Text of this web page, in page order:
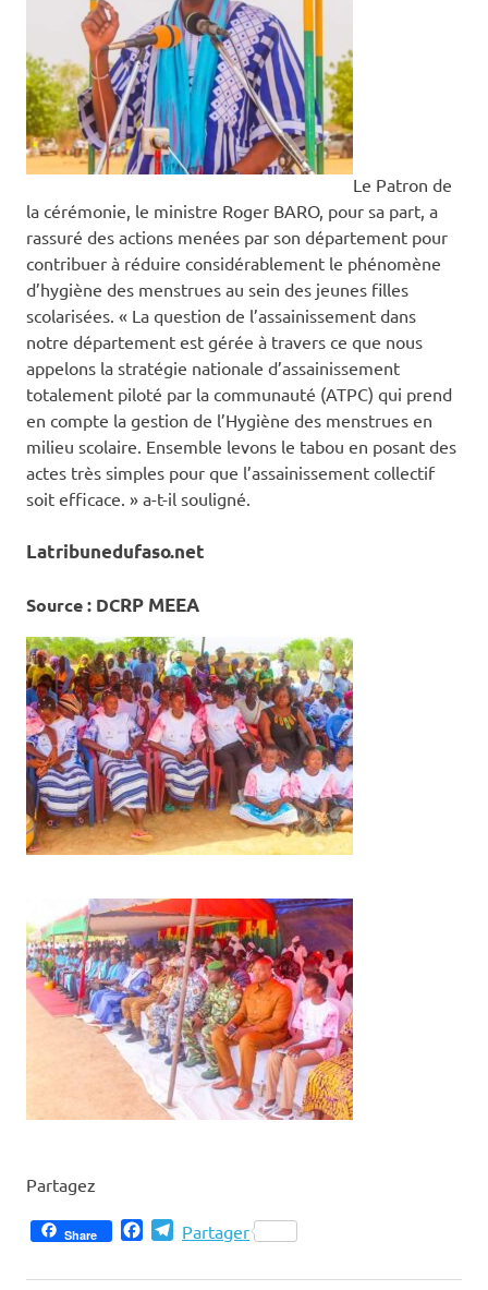
Le Patron de
la cérémonie, le ministre Roger BARO, pour sa part, a
rassuré des actions menées par son département pour
contribuer à réduire considérablement le phénomène
d’hygiène des menstrues au sein des jeunes filles
scolarisées. « La question de l’assainissement dans
notre département est gérée à travers ce que nous
appelons la stratégie nationale d’assainissement
totalement piloté par la communauté (ATPC) qui prend
en compte la gestion de l’Hygiène des menstrues en
milieu scolaire. Ensemble levons le tabou en posant des
actes très simples pour que l’assainissement collectif
soit efficace. » a-t-il souligné.
Latribunedufaso.net
Source : DCRP MEEA
Partagez
Share FacebookTelegram
Partager